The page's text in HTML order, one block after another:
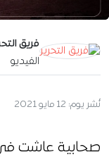
فريق
الفيديو
نُشر يوم: 12 مايو 2021
صحابية عاشت في